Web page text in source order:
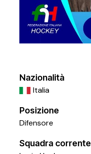
Nazionalità
Italia
Posizione
Difensore
Squadra corrente